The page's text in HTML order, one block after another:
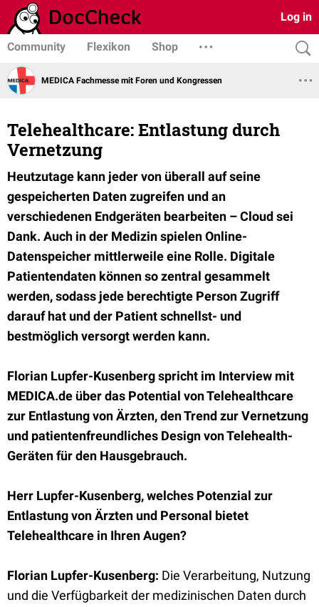
Log in
Community Flexikon Shop
MEDICA Fachmesse mit Foren und Kongressen
Telehealthcare: Entlastung durch
Vernetzung
Heutzutage kann jeder von überall auf seine
gespeicherten Daten zugreifen und an
verschiedenen Endgeräten bearbeiten – Cloud sei
Dank. Auch in der Medizin spielen Online-
Datenspeicher mittlerweile eine Rolle. Digitale
Patientendaten können so zentral gesammelt
werden, sodass jede berechtigte Person Zugriff
darauf hat und der Patient schnellst- und
bestmöglich versorgt werden kann.
Florian Lupfer-Kusenberg spricht im Interview mit
MEDICA.de über das Potential von Telehealthcare
zur Entlastung von Ärzten, den Trend zur Vernetzung
und patientenfreundliches Design von Telehealth-
Geräten für den Hausgebrauch.
Herr Lupfer-Kusenberg, welches Potenzial zur
Entlastung von Ärzten und Personal bietet
Telehealthcare in Ihren Augen?
Florian Lupfer-Kusenberg: Die Verarbeitung, Nutzung
und die Verfügbarkeit der medizinischen Daten durch